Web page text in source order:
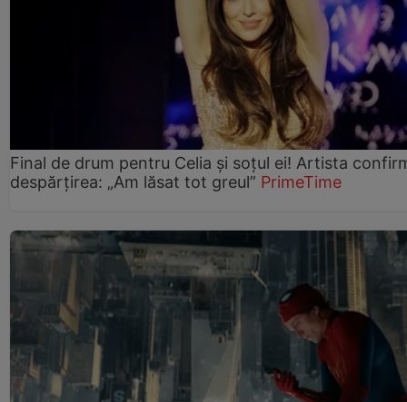
Final de drum pentru Celia și soțul ei! Artista
despărțirea: „Am lăsat tot greul” PrimeTime